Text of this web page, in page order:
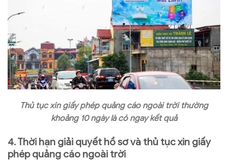
Thủ tục xin giấy phép quảng cáo ngoài trời thường
khoảng 10 ngày là có ngay kết quả
4. Thời hạn giải quyết hồ sơ và thủ tục xin giấy
phép quảng cáo ngoài trời